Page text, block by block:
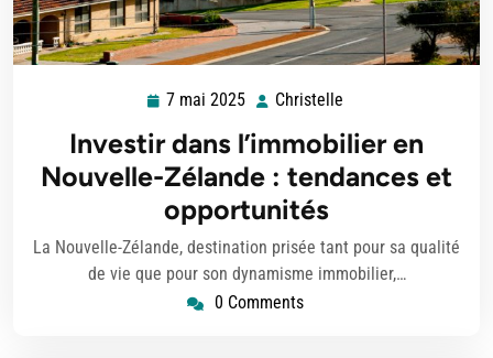
7 mai 2025
mai
2025
Christelle
Investir dans l’immobilier en
Nouvelle-Zélande : tendances et
opportunités
La Nouvelle-Zélande, destination prisée tant pour sa qualité
de vie que pour son dynamisme immobilier,…
0 Comments